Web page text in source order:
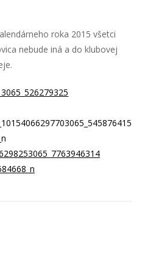
roka 2015 všetci
nebude iná a do klubovej